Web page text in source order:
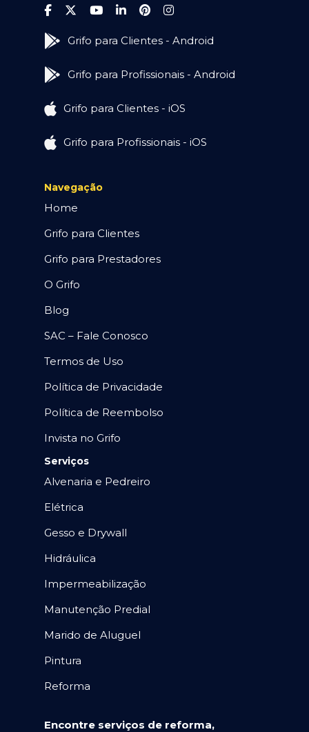
Grifo para Clientes - Android
Grifo para Profissionais - Android
Grifo para Clientes - iOS
Grifo para Profissionais - iOS
Navegação
Home
Grifo para Clientes
Grifo para Prestadores
O Grifo
Blog
SAC – Fale Conosco
Termos de Uso
Política de Privacidade
Política de Reembolso
Invista no Grifo
Serviços
Alvenaria e Pedreiro
Elétrica
Gesso e Drywall
Hidráulica
Impermeabilização
Manutenção Predial
Marido de Aluguel
Pintura
Reforma
Encontre serviços de reforma,